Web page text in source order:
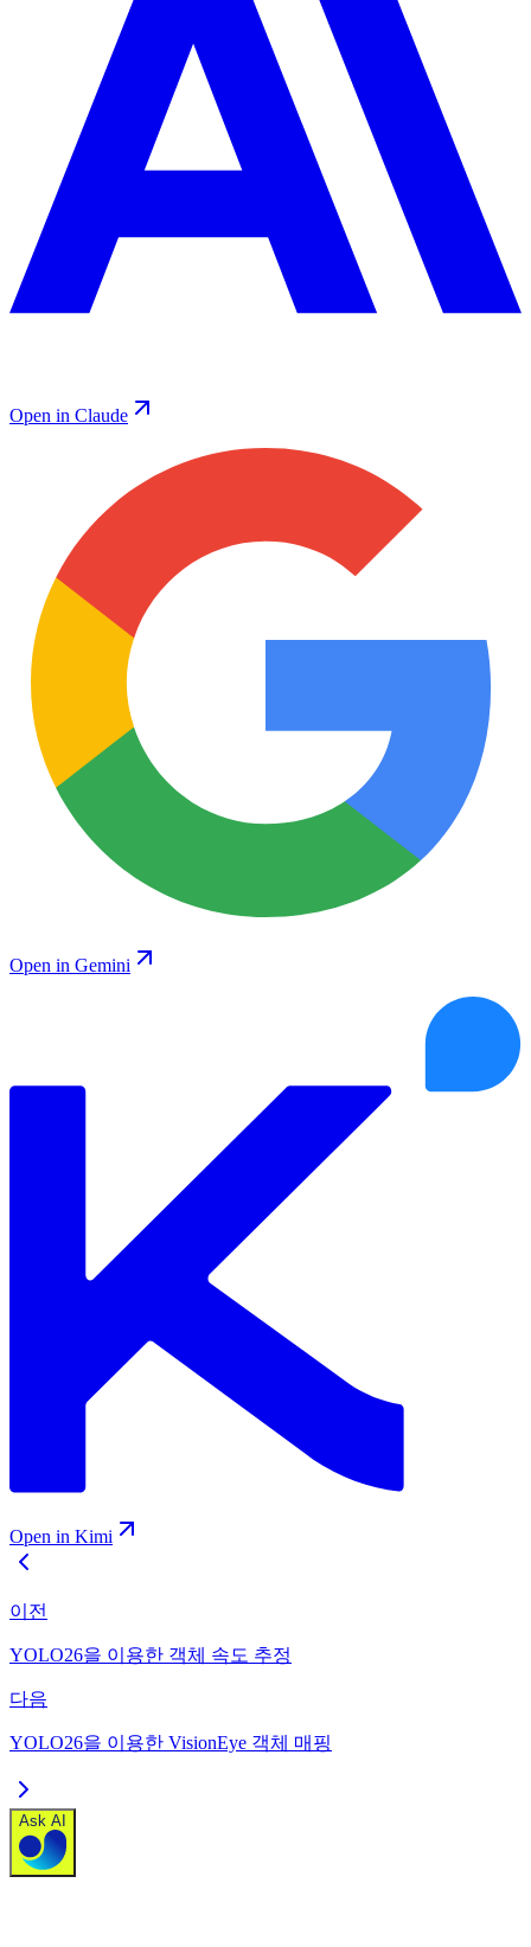
Open in Claude
Open in Gemini
Open in Kimi
이전
YOLO26을 이용한 객체 속도 추정
다음
YOLO26을 이용한 VisionEye 객체 매핑
Ask AI